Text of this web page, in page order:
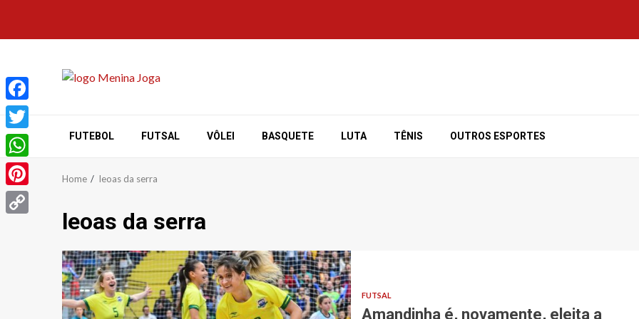
content
FUTEBOL FUTSAL VÔLEI BASQUETE LUTA TÊNIS OUTROS ESPORTES
Home leoas da serra
leoas da serra
FUTSAL
Amandinha é, novamente, eleita a
Facebook
Twitter
WhatsApp
Pinterest